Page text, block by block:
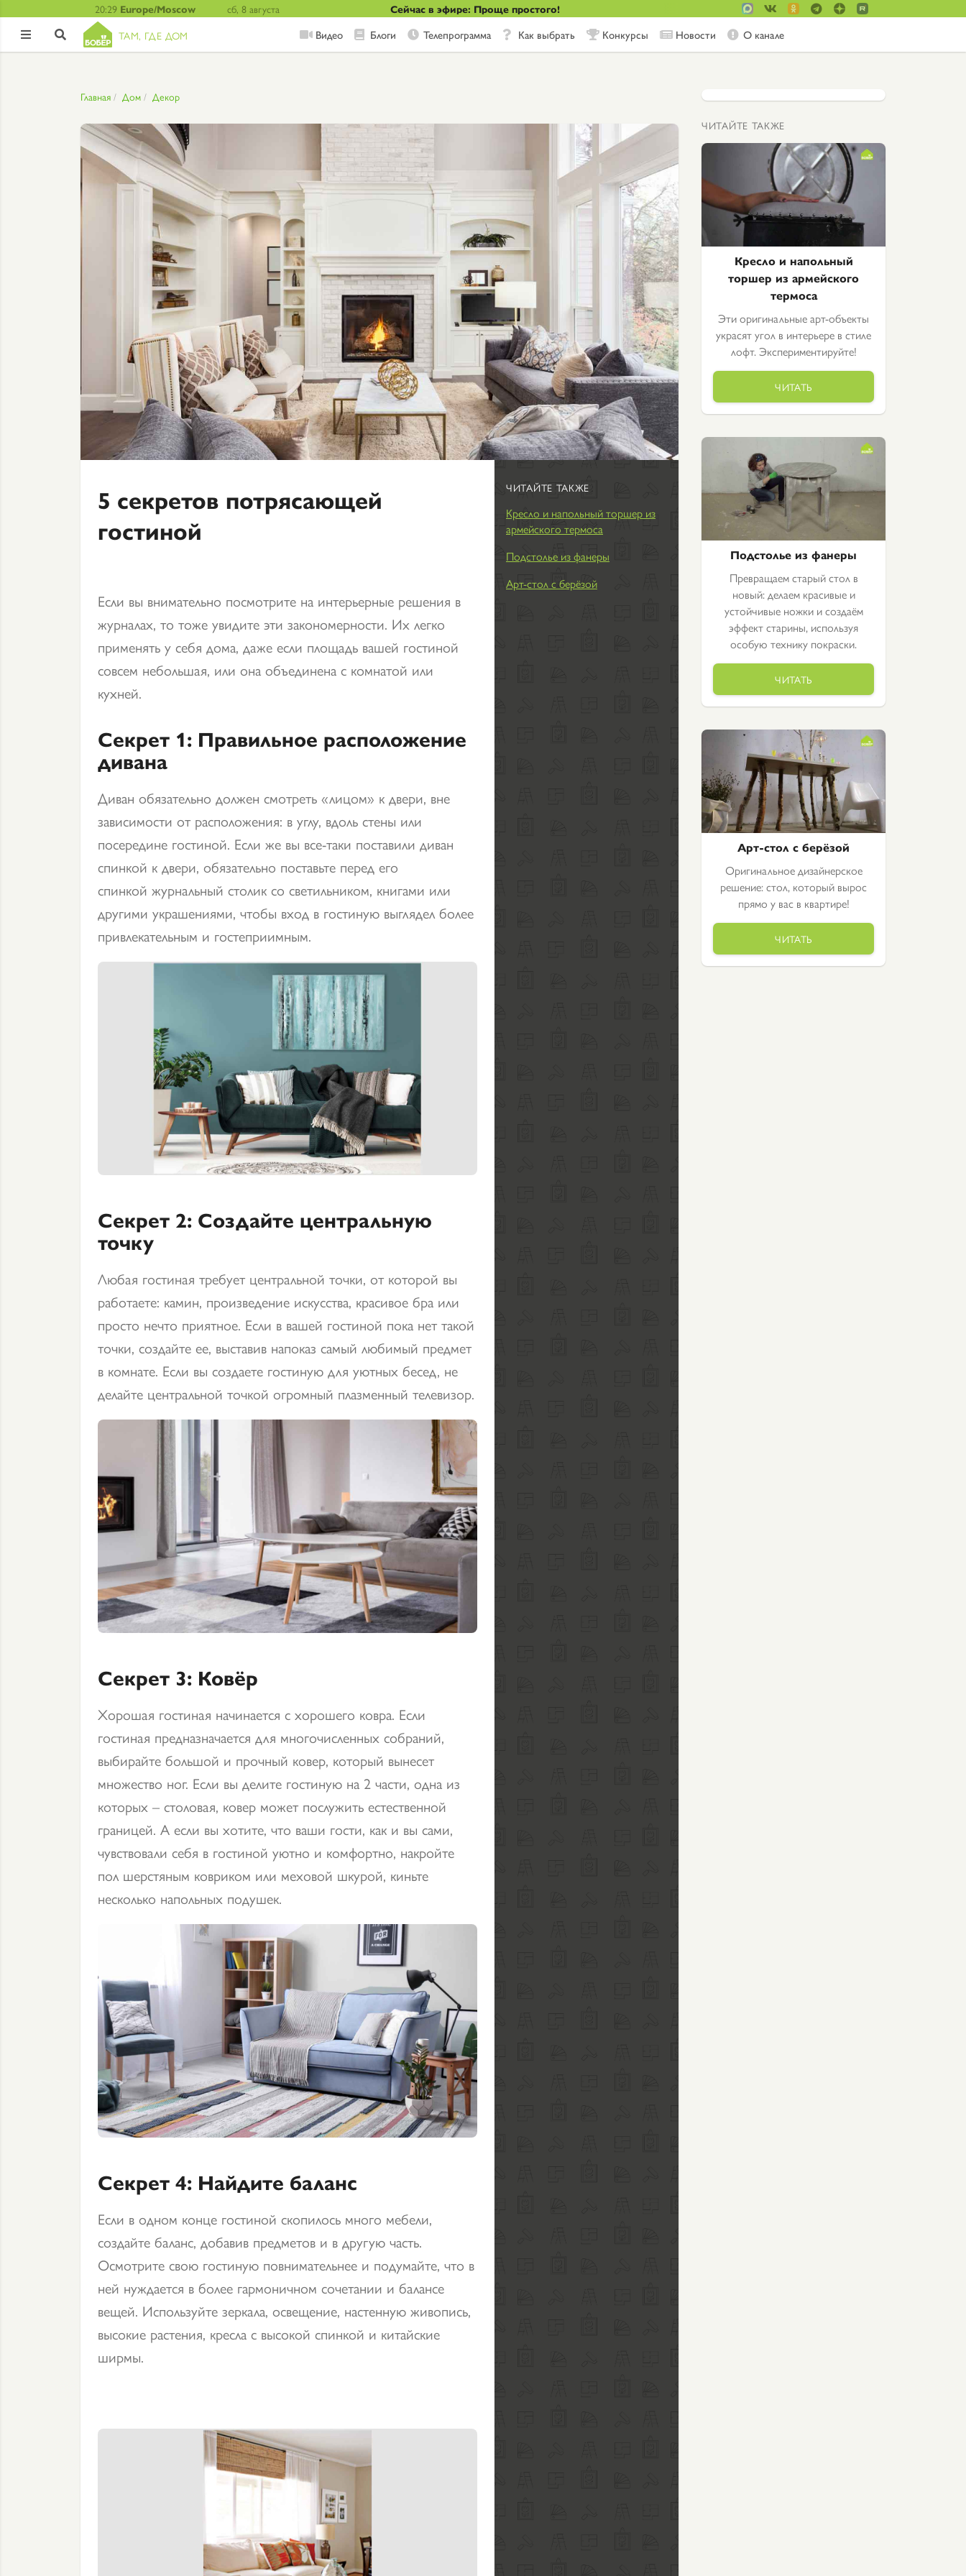
20:29 Europe/Moscow сб, 8 августа Сейчас в эфире: Проще простого!
  ТАМ, ГДЕ ДОМ Видео Блоги Телепрограмма Как выбрать Конкурсы Новости О канале
Главная Дом Декор
5 секретов потрясающей
гостиной
Если вы внимательно посмотрите на интерьерные решения в
журналах, то тоже увидите эти закономерности. Их легко
применять у себя дома, даже если площадь вашей гостиной
совсем небольшая, или она объединена с комнатой или
кухней.
Секрет 1: Правильное расположение
дивана
Диван обязательно должен смотреть «лицом» к двери, вне
зависимости от расположения: в углу, вдоль стены или
посередине гостиной. Если же вы все-таки поставили диван
спинкой к двери, обязательно поставьте перед его
спинкой журнальный столик со светильником, книгами или
другими украшениями, чтобы вход в гостиную выглядел более
привлекательным и гостеприимным.
Секрет 2: Создайте центральную
точку
Любая гостиная требует центральной точки, от которой вы
работаете: камин, произведение искусства, красивое бра или
просто нечто приятное. Если в вашей гостиной пока нет такой
точки, создайте ее, выставив напоказ самый любимый предмет
в комнате. Если вы создаете гостиную для уютных бесед, не
делайте центральной точкой огромный плазменный телевизор.
Секрет 3: Ковёр
Хорошая гостиная начинается с хорошего ковра. Если
гостиная предназначается для многочисленных собраний,
выбирайте большой и прочный ковер, который вынесет
множество ног. Если вы делите гостиную на 2 части, одна из
которых – столовая, ковер может послужить естественной
границей. А если вы хотите, что ваши гости, как и вы сами,
чувствовали себя в гостиной уютно и комфортно, накройте
пол шерстяным ковриком или меховой шкурой, киньте
несколько напольных подушек.
Секрет 4: Найдите баланс
Если в одном конце гостиной скопилось много мебели,
создайте баланс, добавив предметов и в другую часть.
Осмотрите свою гостиную повнимательнее и подумайте, что в
ней нуждается в более гармоничном сочетании и балансе
вещей. Используйте зеркала, освещение, настенную живопись,
высокие растения, кресла с высокой спинкой и китайские
ширмы.
ЧИТАЙТЕ ТАКЖЕ
Кресло и напольный торшер из
армейского термоса
Подстолье из фанеры
Арт-стол с берёзой
ЧИТАЙТЕ ТАКЖЕ
Кресло и напольный
торшер из армейского
термоса
Эти оригинальные арт-объекты
украсят угол в интерьере в стиле
лофт. Экспериментируйте!
ЧИТАТЬ
Подстолье из фанеры
Превращаем старый стол в
новый: делаем красивые и
устойчивые ножки и создаём
эффект старины, используя
особую технику покраски.
ЧИТАТЬ
Арт-стол с берёзой
Оригинальное дизайнерское
решение: стол, который вырос
прямо у вас в квартире!
ЧИТАТЬ